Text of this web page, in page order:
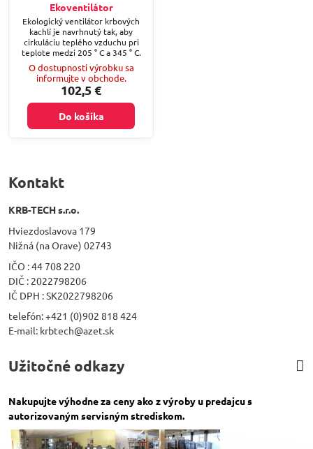
Ekoventilátor
Ekologický ventilátor krbových
kachlí je navrhnutý tak, aby
cirkuláciu teplého vzduchu pri
teplote medzi 205 ° C a 345 ° C.
O dostupnosti výrobku sa
informujte v obchode.
102,5 €
Do košíka
Kontakt
KRB-TECH s.r.o.
Hviezdoslavova 179
Nižná (na Orave) 02743
IČO : 44 708 220
DIČ : 2022798206
IČ DPH : SK2022798206
telefón: +421 (0)902 818 424
E-mail: krbtech@azet.sk
Užitočné odkazy
Nakupujte výhodne za ceny ako z výroby u predajcu s
autorizovaným servisným strediskom.